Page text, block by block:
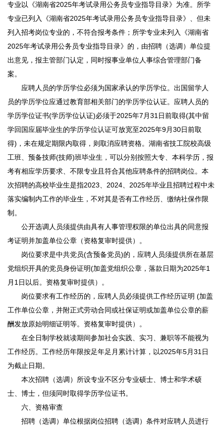
专业以《湖南省2025年考试录用公务员专业指导目录》为准。所学
专业已列入《湖南省2025年考试录用公务员专业指导目录》、但未
列入招考岗位专业的，不符合报考条件；所学专业未列入《湖南省
2025年考试录用公务员专业指导目录》的，由招聘（选调）单位提
出意见，报主管部门认定，同时报事业单位人事综合管理部门备
案。
应聘人员的学历学位必须为国家承认的学历学位。出国留学人
员的学历学位应通过教育部相关部门的学历学位认证。应聘人员的
学历学位证书(学历学位认证)必须于2025年7月31日前取得(其中留
学回国应届毕业生的学历学位认证可放宽至2025年9月30日前取
得)，未在规定期限内取得，则取消应聘资格。湖南省技工院校高级
工班、预备技师(技师)班毕业生，可以分别按照大专、本科学历，报
考有相应学历要求、不限专业且符合其他应聘条件的招聘岗位。本
次招聘的高校毕业生是指2023、2024、2025年毕业且招聘过程中未
落实编制内工作的毕业生，不对其是否有工作经历、缴纳社保作限
制。
公开选调人员须提供由具有人事管理权限的单位出具的同意报
考证明并加盖单位公章（资格复审时提供）。
岗位要求是中共党员(含预备党员)的，应聘人员须提供所在基层
党组织开具的党员身份证明(加盖党组织公章，落款日期为2025年1
月1日以后。资格复审时提供）。
岗位要求有工作经历的，应聘人员必须提供工作经历证明 (加盖
工作单位公章，并附正式劳动合同或社保证明或加盖单位公章的薪
酬发放原始明细证明等。资格复审时提供）。
在全日制学校就读期间参加社会实践、实习、兼职等不能视为
工作经历。工作经历年限按足年足月累计计算，以2025年5月31日
为截止日期。
本次招聘（选调）所设专业不区分专业硕士、博士和学术硕
士、博士，但须同时取得学历学位证书。
六、资格审查
招聘（选调）单位根据岗位招聘（选调）条件对应聘人员进行